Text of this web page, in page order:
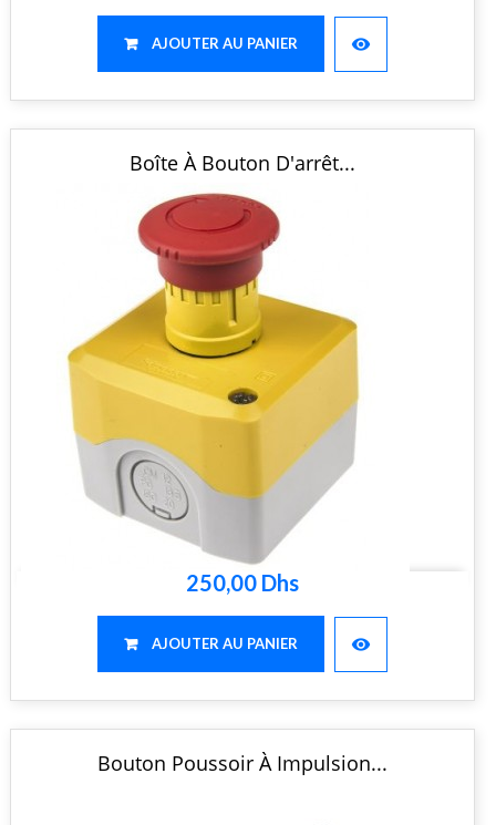
AJOUTER AU PANIER visibility
Boîte À Bouton D'arrêt...
250,00 Dhs
AJOUTER AU PANIER visibility
Bouton Poussoir À Impulsion...